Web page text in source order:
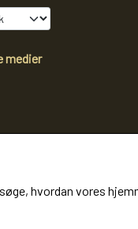
medier
hvordan vores